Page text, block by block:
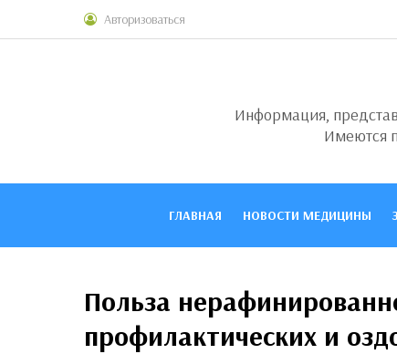
Авторизоваться
Информация,
Имеются
ГЛАВНАЯ НОВОСТИ МЕДИЦИНЫ
Польза
профилактических и